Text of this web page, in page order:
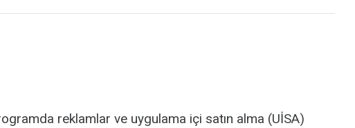
reklamlar ve uygulama içi satın alma (UİSA)